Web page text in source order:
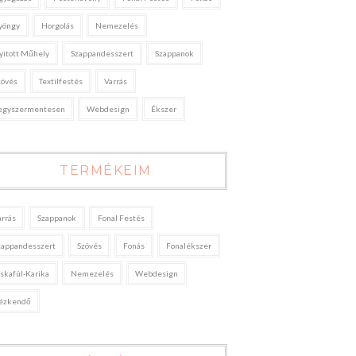
Horgolás Nemezelés
Műhely Szappandesszert Szappanok
Textilfestés Varrás
Webdesign Ékszer
TERMÉKEIM
Szappanok Fonal Festés
Szövés Fonás Fonalékszer
Karika Nemezelés Webdesign